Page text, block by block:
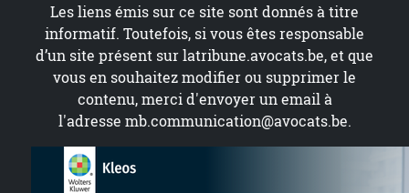
Les liens émis sur ce site sont donnés à titre
informatif. Toutefois, si vous êtes responsable
d’un site présent surlatribune.avocats.be, et que
vous en souhaitez modifier ou supprimer le
contenu, merci d'envoyer un email à
l'adresse mb.communication@avocats.be.